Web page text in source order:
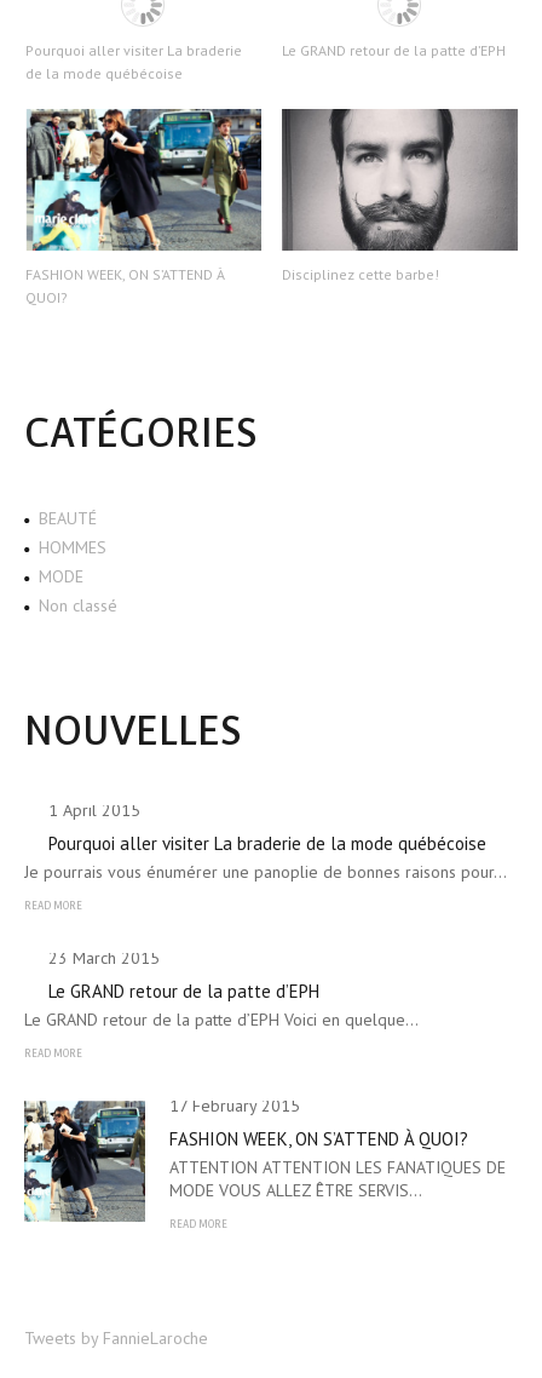
Pourquoi aller visiter La braderie
de la mode québécoise
Le GRAND retour de la patte d’EPH
FASHION WEEK, ON S’ATTEND À
QUOI?
Disciplinez cette barbe!
CATÉGORIES
BEAUTÉ
HOMMES
MODE
Non classé
NOUVELLES
1 April 2015
Pourquoi aller visiter La braderie de la mode québécoise
Je pourrais vous énumérer une panoplie de bonnes raisons pour…
READ MORE
23 March 2015
Le GRAND retour de la patte d’EPH
Le GRAND retour de la patte d’EPH Voici en quelque…
READ MORE
17 February 2015
FASHION WEEK, ON S’ATTEND À QUOI?
ATTENTION ATTENTION LES FANATIQUES DE
MODE VOUS ALLEZ ÊTRE SERVIS…
READ MORE
Tweets by FannieLaroche